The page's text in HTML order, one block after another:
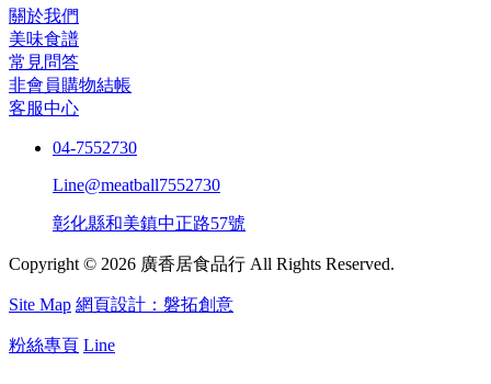
關於我們
美味食譜
常見問答
非會員購物結帳
客服中心
04-7552730
Line@meatball7552730
彰化縣和美鎮中正路57號
Copyright © 2026 廣香居食品行 All Rights Reserved.
Site Map 網頁設計：磐拓創意
粉絲專頁 Line